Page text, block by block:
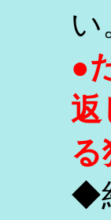
い
●
返
◆